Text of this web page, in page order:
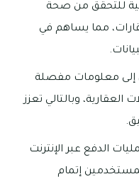
للتحقق من صحة
مما يساهم في
إلى معلومات مفصلة
وبالتالي تعزز
الدفع عبر الإنترنت
إتمام